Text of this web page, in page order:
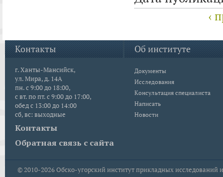
‹
Контакты
г. Ханты-Мансийск,
ул. Мира, д. 14А
пн. с 9:00 до 18:00,
с вт. по пт. с 9:00 до 17:00,
обед с 13:00 до 14:00
сб, вс: выходные
Контакты
Обратная связь с сайта
Об институте
Документы
Исследования
Консультация специалиста
Написать
Новости
© 2010-2026Обско-угорский институт прикладных исследований